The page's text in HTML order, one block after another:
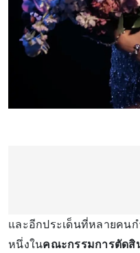
และอีกประเด็นที่หลายคน
หนึ่งในคณะกรรมการตัดสิ